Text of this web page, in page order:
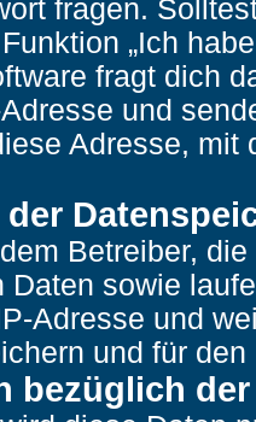
fragen.
„Ich
fragt dich
und
Adresse, mit
Betreiber,
Daten sowie
Adresse und
und für
bezüglich